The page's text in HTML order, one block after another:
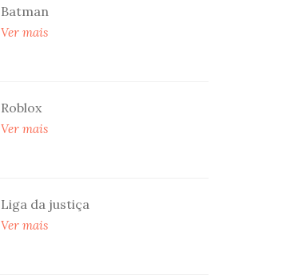
Batman
Ver mais
Roblox
Ver mais
Liga da justiça
Ver mais